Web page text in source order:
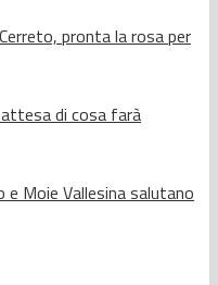
pronta la rosa per
di cosa farà
e Moie Vallesina salutano